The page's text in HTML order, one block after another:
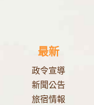
最新
政令宣導
新聞公告
旅宿情報